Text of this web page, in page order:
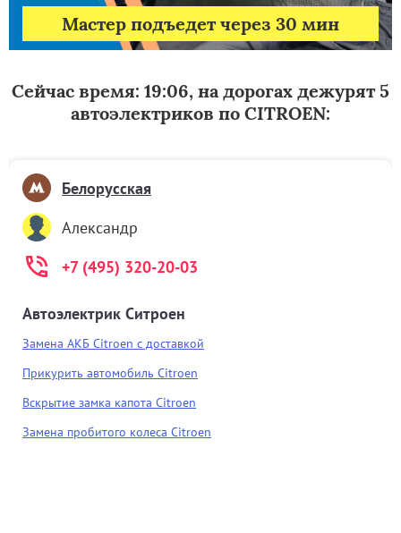
Мастер подъедет через 30 мин
Сейчас время: 19:06, на дорогах дежурят 5
автоэлектриков по CITROEN:
Белорусская
Александр
+7 (495) 320-20-03
Автоэлектрик Ситроен
Замена АКБ Citroen с доставкой
Прикурить автомобиль Citroen
Вскрытие замка капота Citroen
Замена пробитого колеса Citroen